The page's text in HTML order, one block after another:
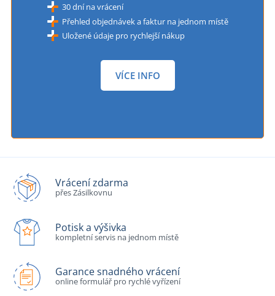
30 dní na vrácení
Přehled objednávek a faktur na jednom místě
Uložené údaje pro rychlejší nákup
VÍCE INFO
Vrácení zdarma
přes Zásilkovnu
Potisk a výšivka
kompletní servis na jednom místě
Garance snadného vrácení
online formulář pro rychlé vyřízení